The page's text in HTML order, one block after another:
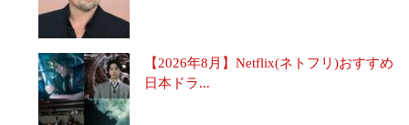
【2026年8月】Netflix(ネトフリ)おすすめ
日本ドラ...